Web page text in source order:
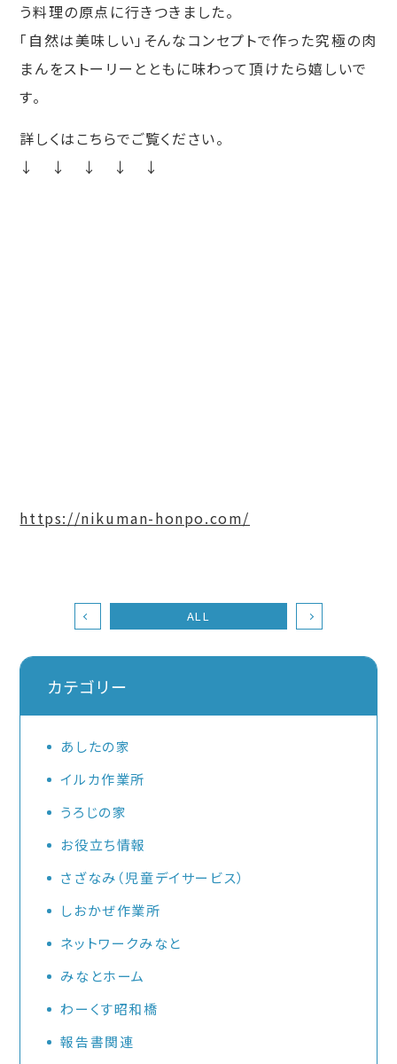
う料理の原点に行きつきました。
「自然は美味しい」そんなコンセプトで作った究極の肉
まんをストーリーとともに味わって頂けたら嬉しいで
す。
詳しくはこちらでご覧ください。
↓ ↓ ↓ ↓ ↓
https://nikuman-honpo.com/
ALL
カテゴリー
あしたの家
イルカ作業所
うろじの家
お役立ち情報
さざなみ（児童デイサービス）
しおかぜ作業所
ネットワークみなと
みなとホーム
わーくす昭和橋
報告書関連